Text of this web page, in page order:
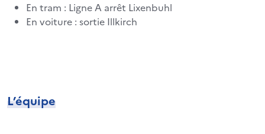
En tram : Ligne A arrêt Lixenbuhl
En voiture : sortie Illkirch
L’équipe